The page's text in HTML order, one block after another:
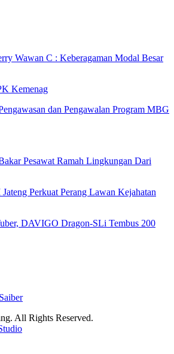
Wawan C : Keberagaman Modal Besar
Kemenag
dan Pengawalan Program MBG
Pesawat Ramah Lingkungan Dari
Perkuat Perang Lawan Kejahatan
DAVIGO Dragon-SLi Tembus 200
All Rights Reserved.